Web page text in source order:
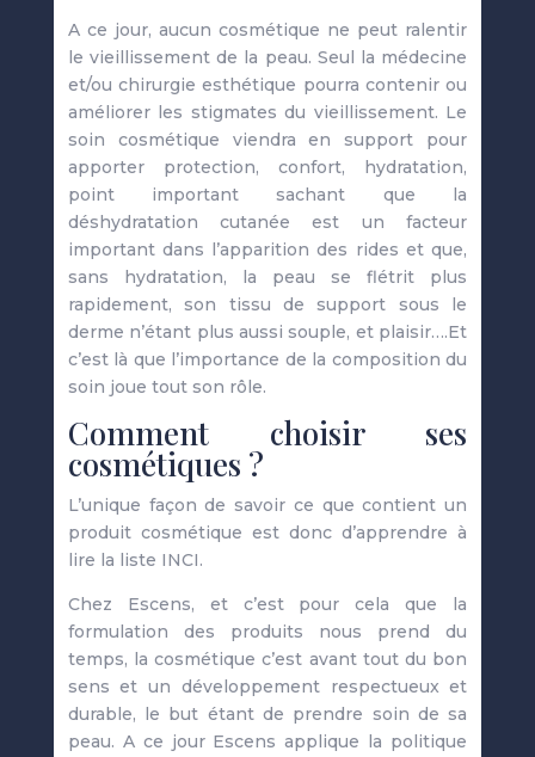
A ce jour, aucun cosmétique ne peut ralentir
le vieillissement de la peau. Seul la médecine
et/ou chirurgie esthétique pourra contenir ou
améliorer les stigmates du vieillissement. Le
soin cosmétique viendra en support pour
apporter protection, confort, hydratation,
point important sachant que la
déshydratation cutanée est un facteur
important dans l’apparition des rides et que,
sans hydratation, la peau se flétrit plus
rapidement, son tissu de support sous le
derme n’étant plus aussi souple, et plaisir….Et
c’est là que l’importance de la composition du
soin joue tout son rôle.
Comment choisir ses
cosmétiques ?
L’unique façon de savoir ce que contient un
produit cosmétique est donc d’apprendre à
lire la liste INCI.
Chez Escens, et c’est pour cela que la
formulation des produits nous prend du
temps, la cosmétique c’est avant tout du bon
sens et un développement respectueux et
durable, le but étant de prendre soin de sa
peau. A ce jour Escens applique la politique